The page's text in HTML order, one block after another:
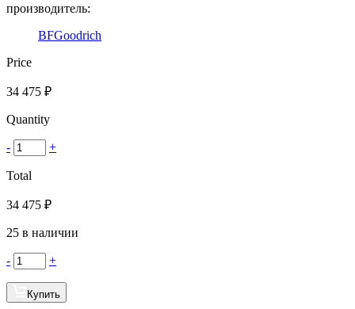
производитель:
BFGoodrich
Price
34 475 ₽
Quantity
- +
Total
34 475 ₽
25 в наличии
- +
Купить